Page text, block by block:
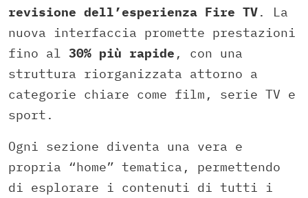
revisione dell’esperienza Fire TV. La
nuova interfaccia promette prestazioni
fino al 30% più rapide , con una
struttura riorganizzata attorno a
categorie chiare come film, serie TV e
sport.
Ogni sezione diventa una vera e
propria “home” tematica, permettendo
di esplorare i contenuti di tutti i